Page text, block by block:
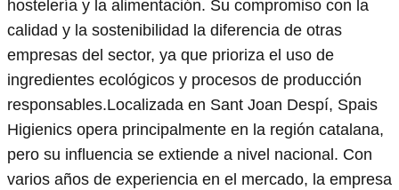
hostelería y la alimentación. Su compromiso con la
calidad y la sostenibilidad la diferencia de otras
empresas del sector, ya que prioriza el uso de
ingredientes ecológicos y procesos de producción
responsables.Localizada en Sant Joan Despí, Spais
Higienics opera principalmente en la región catalana,
pero su influencia se extiende a nivel nacional. Con
varios años de experiencia en el mercado, la empresa